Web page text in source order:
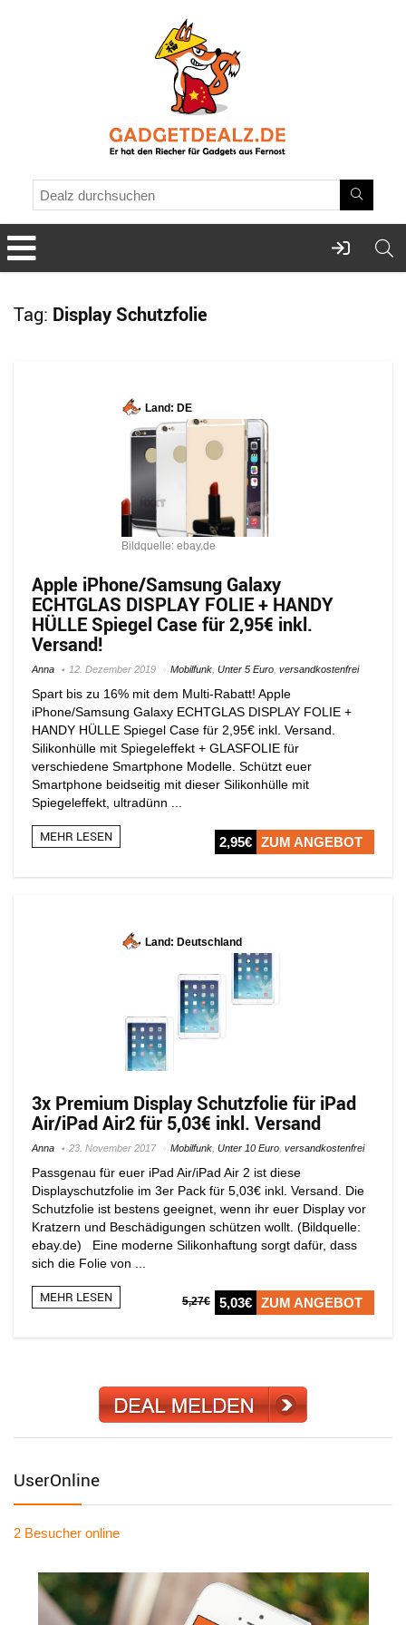
Tag: Display Schutzfolie
Land: DE
Bildquelle: ebay.de
Apple iPhone/Samsung Galaxy
ECHTGLAS DISPLAY FOLIE + HANDY
HÜLLE Spiegel Case für 2,95€ inkl.
Versand!
Anna 12. Dezember 2019 Mobilfunk Unter 5 Euro versandkostenfrei
Spart bis zu 16% mit dem Multi-Rabatt! Apple
iPhone/Samsung Galaxy ECHTGLAS DISPLAY FOLIE +
HANDY HÜLLE Spiegel Case für 2,95€ inkl. Versand.
Silikonhülle mit Spiegeleffekt + GLASFOLIE für
verschiedene Smartphone Modelle. Schützt euer
Smartphone beidseitig mit dieser Silikonhülle mit
Spiegeleffekt, ultradünn ...
MEHR LESEN 2,95€ ZUM ANGEBOT
Land: Deutschland
3x Premium Display Schutzfolie für iPad
Air/iPad Air2 für 5,03€ inkl. Versand
Anna 23. November 2017 Mobilfunk Unter 10 Euro versandkostenfrei
Passgenau für euer iPad Air/iPad Air 2 ist diese
Displayschutzfolie im 3er Pack für 5,03€ inkl. Versand. Die
Schutzfolie ist bestens geeignet, wenn ihr euer Display vor
Kratzern und Beschädigungen schützen wollt. (Bildquelle:
ebay.de) Eine moderne Silikonhaftung sorgt dafür, dass
sich die Folie von ...
MEHR LESEN 5,27€ 5,03€ ZUM ANGEBOT
UserOnline
2 Besucher online